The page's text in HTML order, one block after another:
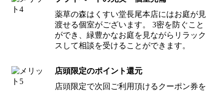
薬草の森はくすい堂長尾本店にはお庭が見
渡せる個室がございます。 3密を防ぐこと
ができ、緑豊かなお庭を見ながらリラック
スして相談を受けることができます。
店頭限定のポイント還元
店頭限定で次回ご利用頂けるクーポン券を